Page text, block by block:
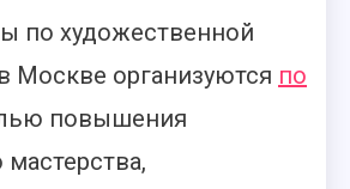
по художественной
Москве организуются по
повышения